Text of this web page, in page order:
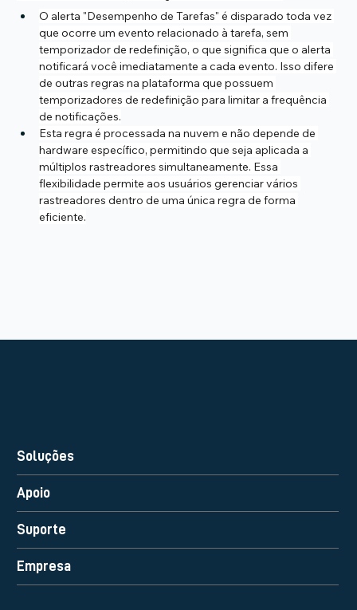
O alerta "Desempenho de Tarefas" é disparado toda vez
que ocorre um evento relacionado à tarefa, sem
temporizador de redefinição, o que significa que o alerta
notificará você imediatamente a cada evento. Isso difere
de outras regras na plataforma que possuem
temporizadores de redefinição para limitar a frequência
de notificações.
Esta regra é processada na nuvem e não depende de
hardware específico, permitindo que seja aplicada a
múltiplos rastreadores simultaneamente. Essa
flexibilidade permite aos usuários gerenciar vários
rastreadores dentro de uma única regra de forma
eficiente.
Soluções
Apoio
Suporte
Empresa